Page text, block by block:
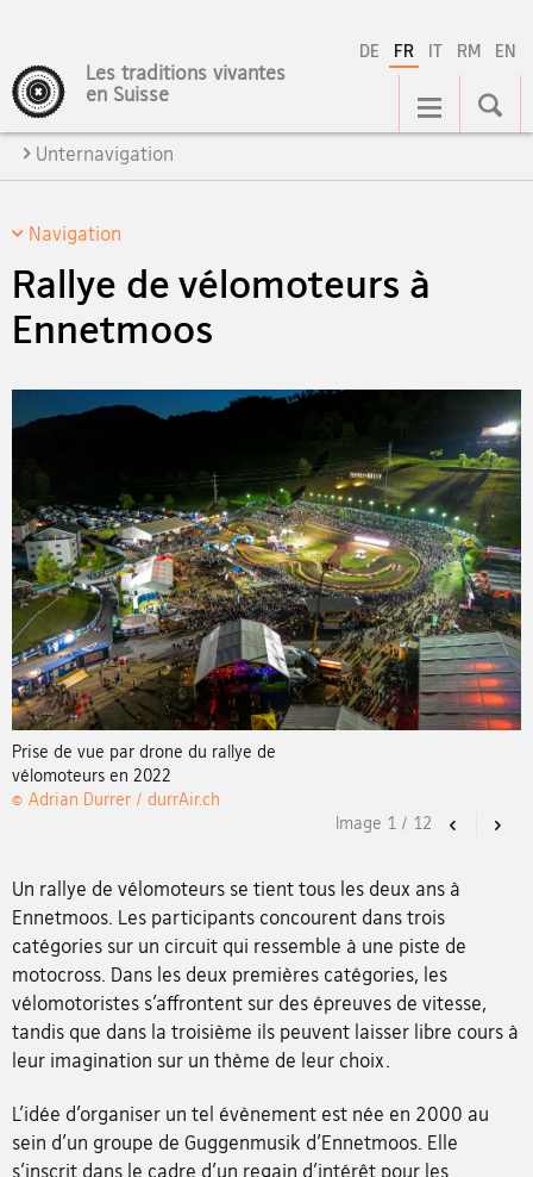
DE FR IT RM EN
Les traditions vivantes
en Suisse
Navigation
Unternavigation
Navigation
Rallye de vélomoteurs à
Ennetmoos
Prise de vue par drone du rallye de
vélomoteurs en 2022
© Adrian Durrer / durrAir.ch
Previous
Image 1 / 12
Un rallye de vélomoteurs se tient tous les deux ans à
Ennetmoos. Les participants concourent dans trois
catégories sur un circuit qui ressemble à une piste de
motocross. Dans les deux premières catégories, les
vélomotoristes s’affrontent sur des épreuves de vitesse,
tandis que dans la troisième ils peuvent laisser libre cours à
leur imagination sur un thème de leur choix.
L’idée d’organiser un tel évènement est née en 2000 au
sein d’un groupe de Guggenmusik d’Ennetmoos. Elle
s’inscrit dans le cadre d’un regain d’intérêt pour les